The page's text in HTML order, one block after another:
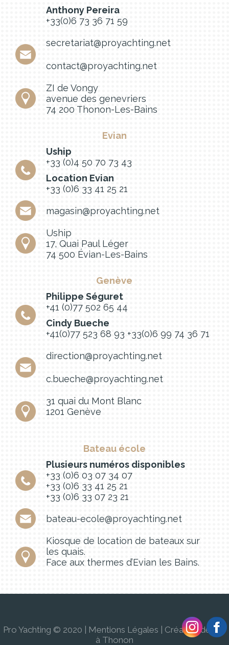
Anthony Pereira
+33(0)6 73 36 71 59
secretariat@proyachting.net
contact@proyachting.net
ZI de Vongy
avenue des genevriers
74 200 Thonon-Les-Bains
Evian
Uship
+33 (0)4 50 70 73 43
Location Evian
+33 (0)6 33 41 25 21
magasin@proyachting.net
Uship
17, Quai Paul Léger
74 500 Évian-Les-Bains
Genève
Philippe Séguret
+41 (0)77 502 65 44
Cindy Bueche
+41(0)77 523 68 93 +33(0)6 99 74 36 71
direction@proyachting.net
c.bueche@proyachting.net
31 quai du Mont Blanc
1201 Genève
Bateau école
Plusieurs numéros disponibles
+33 (0)6 03 07 34 07
+33 (0)6 33 41 25 21
+33 (0)6 33 07 23 21
bateau-ecole@proyachting.net
Kiosque de location de bateaux sur
les quais.
Face aux thermes d’Evian les Bains.
Pro Yachting © 2020 | Mentions Légales
Création de site
à Thonon